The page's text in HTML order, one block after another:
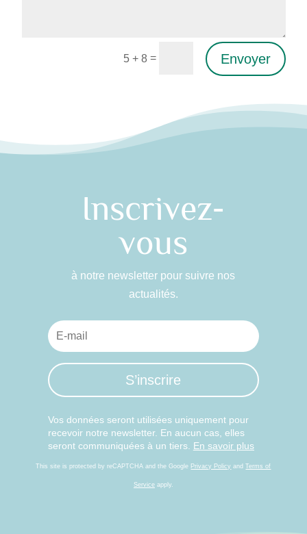
5 + 8= Envoyer
Inscrivez-
vous
à notre newsletter pour suivre nos
actualités.
S’inscrire
Vos données seront utilisées uniquement pour
recevoir notre newsletter. En aucun cas, elles
seront communiquées à un tiers. En savoir plus
This site is protected by reCAPTCHA and the Google Privacy Policy andTerms of
Serviceapply.